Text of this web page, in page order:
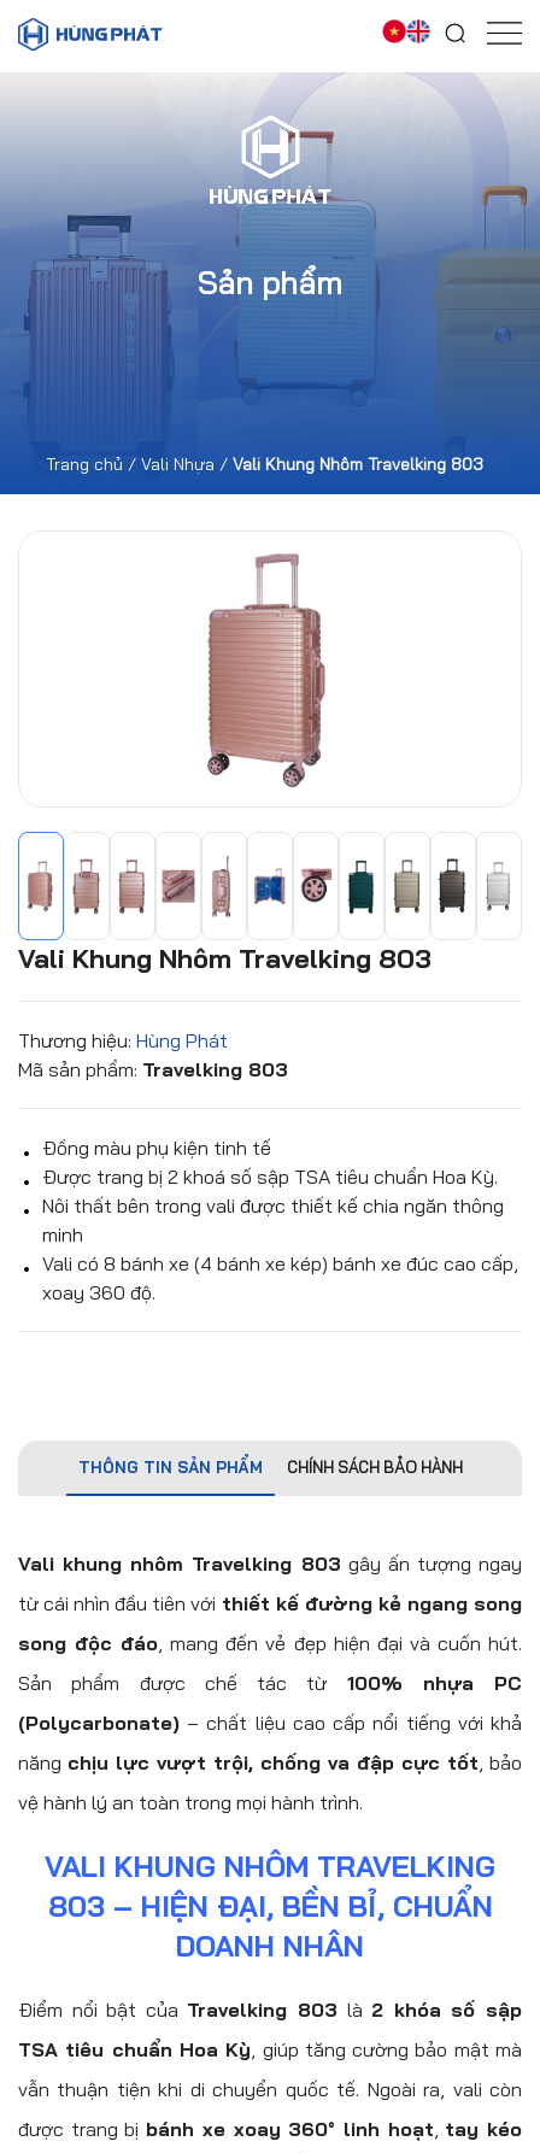
Sản phẩm
Trang chủ / Vali Nhựa / Vali Khung Nhôm Travelking 803
Vali Khung Nhôm Travelking 803
Thương hiệu: Hùng Phát
Mã sản phẩm: Travelking 803
Đồng màu phụ kiện tinh tế
Được trang bị 2 khoá số sập TSA tiêu chuẩn Hoa Kỳ.
Nôi thất bên trong vali được thiết kế chia ngăn thông
minh
Vali có 8 bánh xe (4 bánh xe kép) bánh xe đúc cao cấp,
xoay 360 độ.
THÔNG TIN SẢN PHẨM CHÍNH SÁCH BẢO HÀNH
Vali khung nhôm Travelking 803 gây ấn tượng ngay
từ cái nhìn đầu tiên với thiết kế đường kẻ ngang song
song độc đáo, mang đến vẻ đẹp hiện đại và cuốn hút.
Sản phẩm được chế tác từ 100% nhựa PC
(Polycarbonate) – chất liệu cao cấp nổi tiếng với khả
năng chịu lực vượt trội, chống va đập cực tốt, bảo
vệ hành lý an toàn trong mọi hành trình.
VALI KHUNG NHÔM TRAVELKING
803 – HIỆN ĐẠI, BỀN BỈ, CHUẨN
DOANH NHÂN
Điểm nổi bật của Travelking 803 là 2 khóa số sập
TSA tiêu chuẩn Hoa Kỳ , giúp tăng cường bảo mật mà
vẫn thuận tiện khi di chuyển quốc tế. Ngoài ra, vali còn
được trang bị bánh xe xoay 360° linh hoạt tay kéo